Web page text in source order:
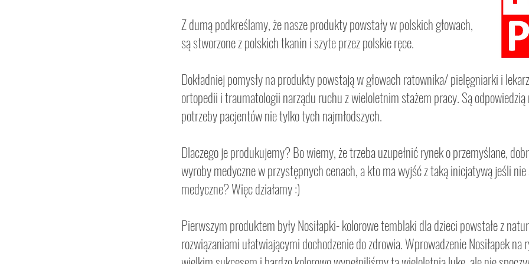
Z dumą podkreślamy, że nasze produkty powstały w polskich głowach,
są stworzone z polskich tkanin i szyte przez polskie ręce.
Dokładniej pomysły na produkty powstają w głowach ratownika/ pielęgniarki i
ortopedii i traumatologii narządu ruchu z wieloletnim stażem pracy. Są odpowiedzią
potrzeby pacjentów nie tylko tych najmłodszych.
Dlaczego je produkujemy? Bo wiemy, że trzeba uzupełnić rynek o przemyślane,
wyroby medyczne w przystępnych cenach, a kto ma wyjść z taką inicjatywą jeśli
medyczne? Więc działamy :)
Pierwszym produktem były Nosiłapki- kolorowe temblaki dla dzieci powstałe z
rozwiązaniami ułatwiającymi dochodzenie do zdrowia. Wprowadzenie Nosiłapek na